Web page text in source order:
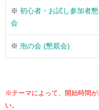
※ 初心者・お試し参加者
会
※ 泡の会 (懇親会)
※テーマによって、開始時間
い。